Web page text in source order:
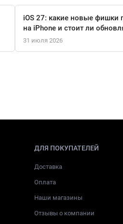
iOS 27: какие новые фишки
на iPhone и стоит ли
31 июля 2026
ДЛЯ ПОКУПАТЕЛЕЙ
Доставка
Оплата
Наши магазины
Отзывы о компании